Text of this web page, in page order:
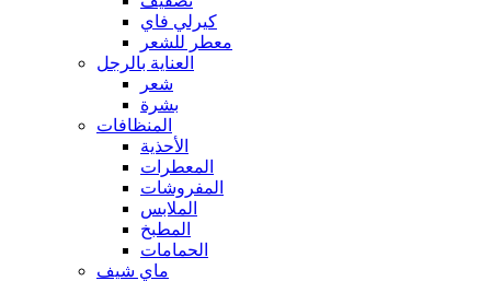
كيرلي فاي
معطر للشعر
العناية بالرجل
شعر
بشرة
المنظافات
الأحذية
المعطرات
المفروشات
الملابس
المطبخ
الحمامات
ماي شيف